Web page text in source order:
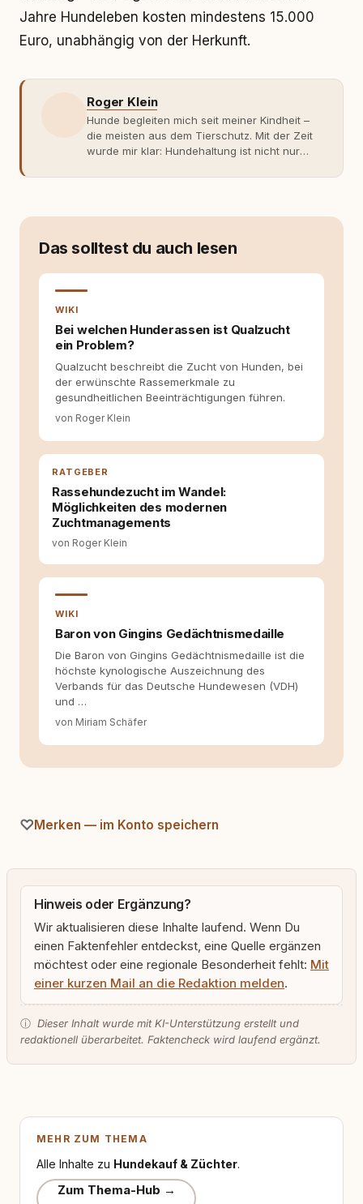
Jahre Hundeleben kosten mindestens 15.000
Euro, unabhängig von der Herkunft.
Roger Klein
Hunde begleiten mich seit meiner Kindheit –
die meisten aus dem Tierschutz. Mit der Zeit
wurde mir klar: Hundehaltung ist nicht nur
Fachwissen. Der Wendepunkt kam mit meinem
moderner Hundeerziehung
entsteht echte Bindung dort, wo Verständnis
Wissen ersetzt – nicht umgekehrt. Aus dieser
Hundehalter:innen in Deutschland, Österreich
und der Schweiz. Meine Überzeugung:
Tierschutz beginnt mit Wissen. Wer seinen
Hund versteht, trifft bessere Entscheidungen –
für ein Zusammenleben, das beiden guttut.
Das solltest du auch lesen
WIKI
Bei welchen Hunderassen ist Qualzucht
ein Problem?
Qualzucht beschreibt die Zucht von Hunden, bei
der erwünschte Rassemerkmale zu
gesundheitlichen Beeinträchtigungen führen.
von Roger Klein
RATGEBER
Rassehundezucht im Wandel:
Möglichkeiten des modernen
Zuchtmanagements
von Roger Klein
WIKI
Baron von Gingins Gedächtnismedaille
Die Baron von Gingins Gedächtnismedaille ist die
höchste kynologische Auszeichnung des
Verbands für das Deutsche Hundewesen (VDH)
und …
von Miriam Schäfer
Merken — im Konto speichern
Hinweis oder Ergänzung?
Wir aktualisieren diese Inhalte laufend. Wenn Du
einen Faktenfehler entdeckst, eine Quelle ergänzen
möchtest oder eine regionale Besonderheit fehlt: Mit
einer kurzen Mail an die Redaktion melden.
ⓘ Dieser Inhalt wurde mit KI-Unterstützung erstellt und
redaktionell überarbeitet. Faktencheck wird laufend ergänzt.
MEHR ZUM THEMA
Alle Inhalte zu Hundekauf & Züchter.
Zum Thema-Hub →